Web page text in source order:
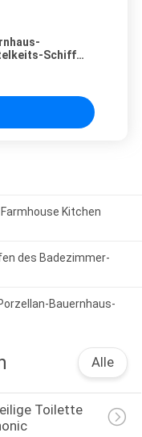
Schiff
Kitchen
des Badezimmer-
Bauernhaus-
Alle
Toilette